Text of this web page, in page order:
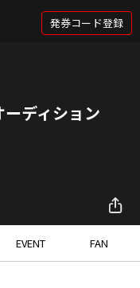
発券コード登録
ーディション
EVENT FAN